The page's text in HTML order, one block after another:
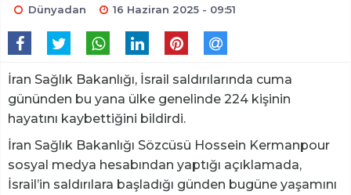
Dünyadan 16 Haziran 2025 - 09:51
İran Sağlık Bakanlığı, İsrail saldırılarında cuma
gününden bu yana ülke genelinde 224 kişinin
hayatını kaybettiğini bildirdi.
İran Sağlık Bakanlığı Sözcüsü Hossein Kermanpour
sosyal medya hesabından yaptığı açıklamada,
İsrail’in saldırılara başladığı günden bugüne yaşamını